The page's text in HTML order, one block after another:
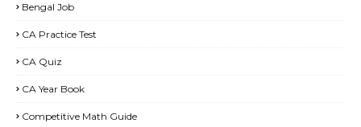
Bengal Job
CA Practice Test
CA Quiz
CA Year Book
Competitive Math Guide